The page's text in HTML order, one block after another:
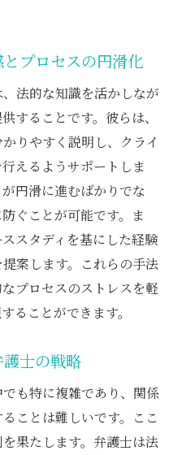
プロセスの円滑化
法的な知識を活かしなが
することです。彼らは、
りやすく説明し、クライ
えるようサポートしま
円滑に進むばかりでな
ぐことが可能です。ま
スタディを基にした経験
案します。これらの手法
プロセスのストレスを軽
ることができます。
士の戦略
も特に複雑であり、関係
ことは難しいです。ここ
果たします。弁護士は法